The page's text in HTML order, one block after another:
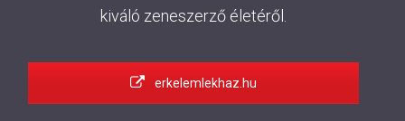
kiváló zeneszerző életéről.
erkelemlekhaz.hu